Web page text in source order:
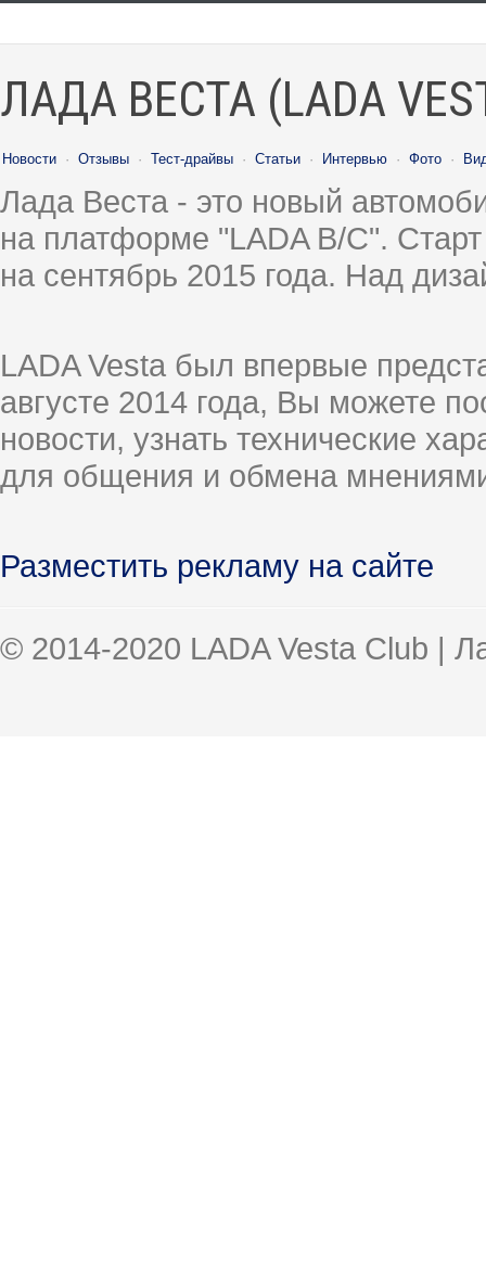
ЛАДА ВЕСТА (LADA
Новости · Отзывы · Тест-драйвы · Статьи · Интервью · Фото ·
Лада Веста - это новый
на платформе "LADA B/C".
на сентябрь 2015 года. Над
LADA Vesta был впервые
августе 2014 года, Вы можете
новости, узнать технические
для общения и обмена
Разместить рекламу на сайте
© 2014-2020 LADA Vesta Club |